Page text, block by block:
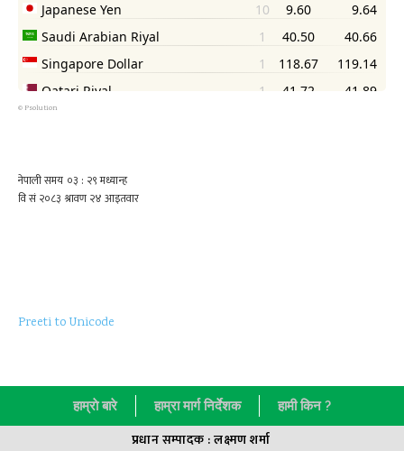
© Psolution
Preeti to Unicode
हाम्राे बारे हाम्रा मार्ग निर्देशक हामी किन ?
प्रधान सम्पादक : लक्ष्मण शर्मा